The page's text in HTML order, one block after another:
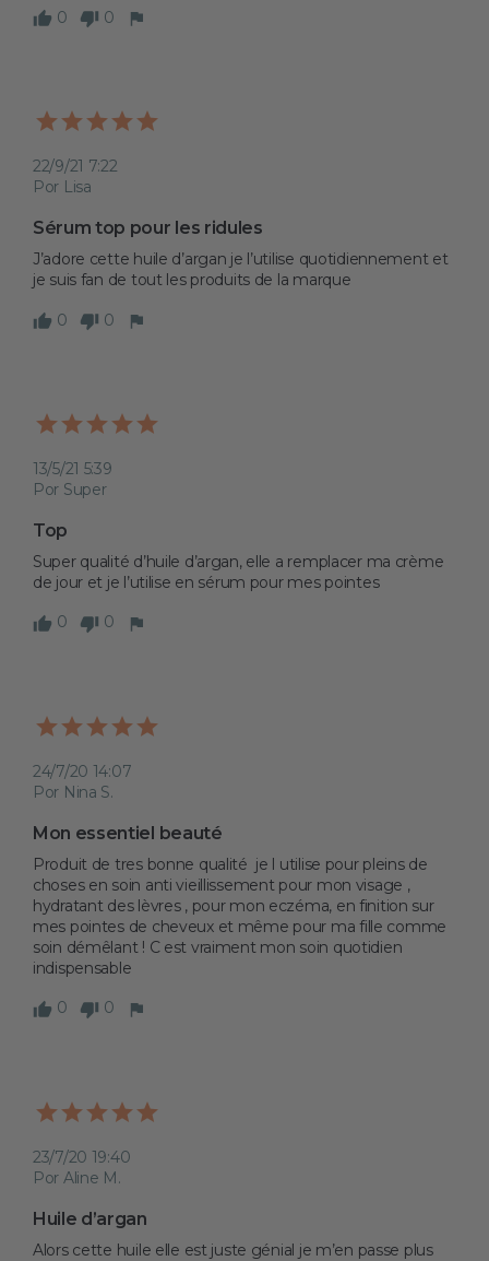
0 0
22/9/21 7:22
Por Lisa
Sérum top pour les ridules
J’adore cette huile d’argan je l’utilise quotidiennement et
je suis fan de tout les produits de la marque
0 0
13/5/21 5:39
Por Super
Top
Super qualité d’huile d’argan, elle a remplacer ma crème
de jour et je l’utilise en sérum pour mes pointes
0 0
24/7/20 14:07
Por Nina S.
Mon essentiel beauté
Produit de tres bonne qualité  je l utilise pour pleins de
choses en soin anti vieillissement pour mon visage ,
hydratant des lèvres , pour mon eczéma, en finition sur
mes pointes de cheveux et même pour ma fille comme
soin démêlant ! C est vraiment mon soin quotidien
indispensable
0 0
23/7/20 19:40
Por Aline M.
Huile d’argan
Alors cette huile elle est juste génial je m’en passe plus